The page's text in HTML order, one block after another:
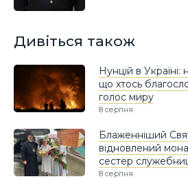
Дивіться також
Нунцій в Україні:
що хтось
голос миру
8 серпня
Блаженніший
відновлений
сестер
8 серпня